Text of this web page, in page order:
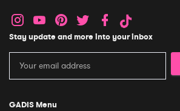
Stay update and more into your inbox
GADIS Menu